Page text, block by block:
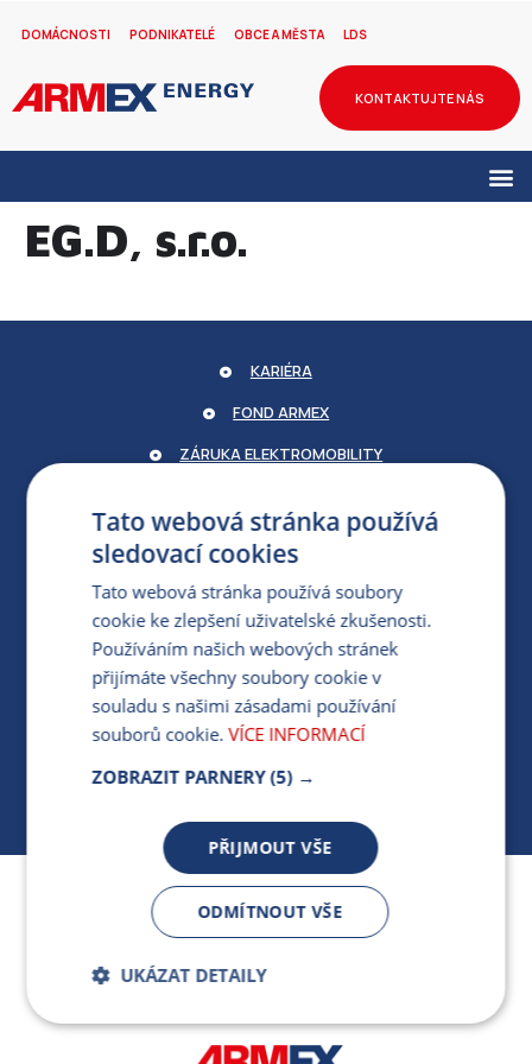
DOMÁCNOSTI PODNIKATELÉ OBCE A MĚSTA LDS
KONTAKTUJTE NÁS
EG.D, s.r.o.
Jsme součástí skupiny ARMEX a členem Asociace
nezávislých dodavatelů energií.
KARIÉRA
FOND ARMEX
ZÁRUKA ELEKTROMOBILITY
PRO MÉDIA
MÁM DOTAZ KE STÁVAJÍCÍ SMLOUVĚ
412 154 154
PO-PÁ 7:30-17:00
Tato webová stránka používá
sledovací cookies
Tato webová stránka používá soubory
cookie ke zlepšení uživatelské zkušenosti.
Používáním našich webových stránek
přijímáte všechny soubory cookie v
souladu s našimi zásadami používání
souborů cookie. VÍCE INFORMACÍ
ZOBRAZIT PARNERY (5) →
PŘIJMOUT VŠE
ODMÍTNOUT VŠE
UKÁZAT DETAILY
Bezpodmínečně
nutné soubory
Výkonnostní